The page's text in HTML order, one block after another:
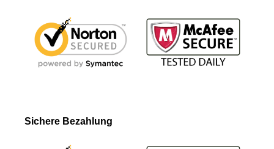
Sichere Bezahlung